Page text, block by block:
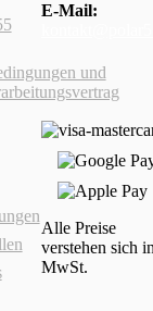
und
E-Mail:
Alle Preise
verstehen sich
MwSt.